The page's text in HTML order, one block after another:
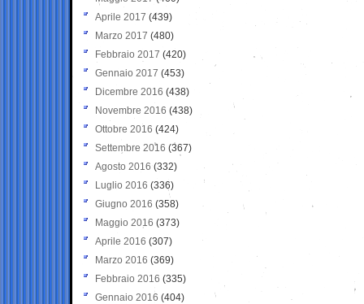
Aprile 2017 (439)
Marzo 2017 (480)
Febbraio 2017 (420)
Gennaio 2017 (453)
Dicembre 2016 (438)
Novembre 2016 (438)
Ottobre 2016 (424)
Settembre 2016 (367)
Agosto 2016 (332)
Luglio 2016 (336)
Giugno 2016 (358)
Maggio 2016 (373)
Aprile 2016 (307)
Marzo 2016 (369)
Febbraio 2016 (335)
Gennaio 2016 (404)